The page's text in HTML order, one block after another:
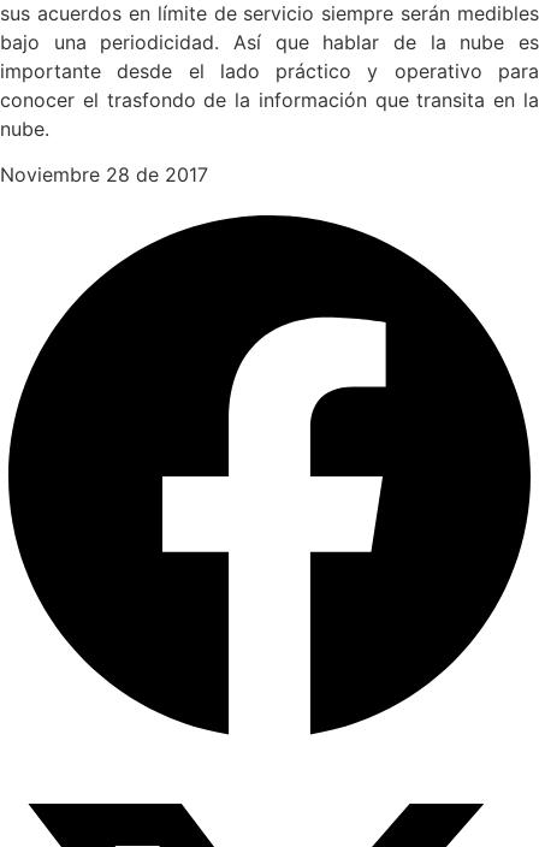
sus acuerdos en límite de servicio siempre serán medibles
bajo una periodicidad. Así que hablar de la nube es
importante desde el lado práctico y operativo para
conocer el trasfondo de la información que transita en la
nube.
Noviembre 28 de 2017